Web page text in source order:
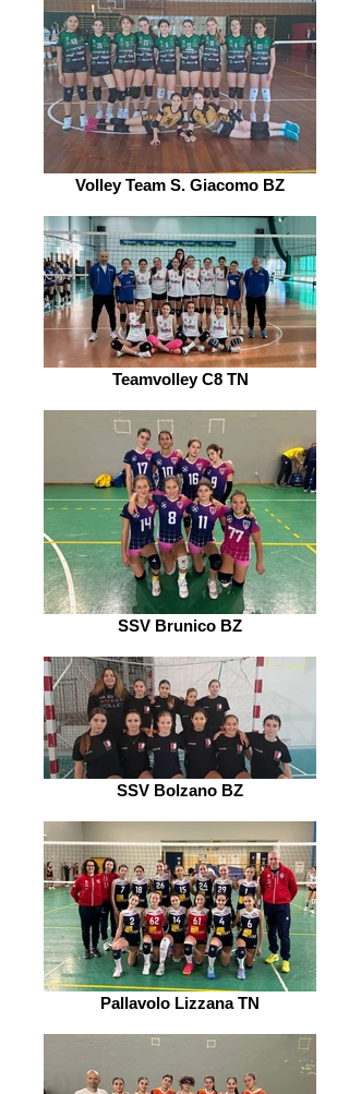
Volley Team S. Giacomo BZ
Teamvolley C8 TN
SSV Brunico BZ
SSV Bolzano BZ
Pallavolo Lizzana TN